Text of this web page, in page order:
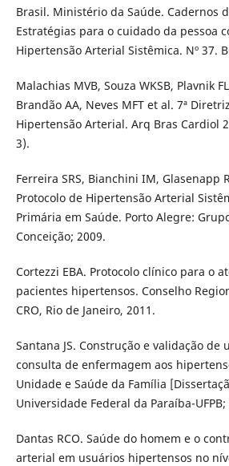
Brasil. Ministério da Saúde. Cadernos
Estratégias para o cuidado da pessoa
Hipertensão Arterial Sistêmica. Nº 37.
Malachias MVB, Souza WKSB, Plavnik
Brandão AA, Neves MFT et al. 7ª
Hipertensão Arterial. Arq Bras Cardiol
3).
Ferreira SRS, Bianchini IM, Glasenapp
Protocolo de Hipertensão Arterial
Primária em Saúde. Porto Alegre:
Conceição; 2009.
Cortezzi EBA. Protocolo clínico para o
pacientes hipertensos. Conselho
CRO, Rio de Janeiro, 2011.
Santana JS. Construção e validação
consulta de enfermagem aos
Unidade e Saúde da Família
Universidade Federal da Paraíba-UFPB;
Dantas RCO. Saúde do homem e o
arterial em usuários hipertensos no